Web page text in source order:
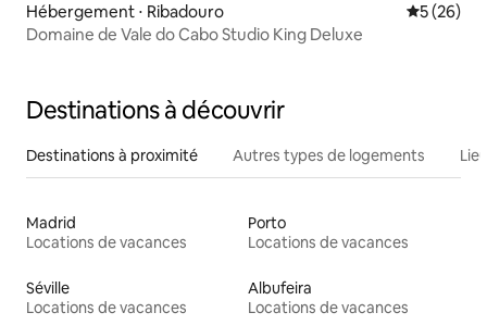
Hébergement ⋅ Ribadouro
5 (26)
Domaine de Vale do Cabo Studio King Deluxe
Destinations à découvrir
Destinations à proximité Autres types de logements
Madrid
Locations de vacances
Porto
Locations de vacances
Séville
Locations de vacances
Albufeira
Locations de vacances